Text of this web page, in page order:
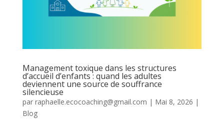
Management toxique dans les structures
d’accueil d’enfants : quand les adultes
deviennent une source de souffrance
silencieuse
par raphaelle.ecocoaching@gmail.com | Mai 8, 2026 |
Blog